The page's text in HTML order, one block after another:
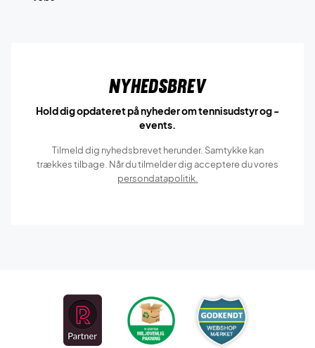
Nyhedsbrev
Hold dig opdateret på nyheder om tennisudstyr og -
events.
Tilmeld dig nyhedsbrevet herunder. Samtykke kan
trækkes tilbage. Når du tilmelder dig acceptere du vores
persondatapolitik.